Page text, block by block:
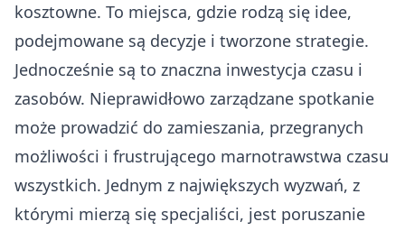
kosztowne. To miejsca, gdzie rodzą się idee,
podejmowane są decyzje i tworzone strategie.
Jednocześnie są to znaczna inwestycja czasu i
zasobów. Nieprawidłowo zarządzane spotkanie
może prowadzić do zamieszania, przegranych
możliwości i frustrującego marnotrawstwa czasu
wszystkich. Jednym z największych wyzwań, z
którymi mierzą się specjaliści, jest poruszanie